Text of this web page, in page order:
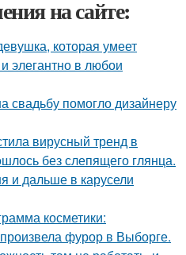
на сайте:
которая умеет
элегантно в любои
свадьбу помогло дизайнеру
вирусный тренд в
без слепящего глянца.
и дальше в карусели
косметики:
фурор в Выборге.